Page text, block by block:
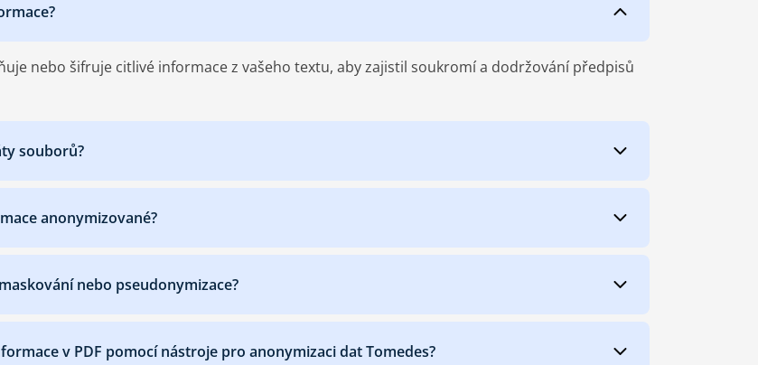
nebo šifruje citlivé informace z vašeho textu, aby zajistil soukromí a dodržování předpisů
souborů?
anonymizované?
nebo pseudonymizace?
v PDF pomocí nástroje pro anonymizaci dat Tomedes?